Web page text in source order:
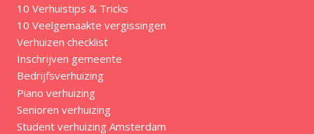
10 Verhuistips & Tricks
10 Veelgemaakte vergissingen
Verhuizen checklist
Inschrijven gemeente
Bedrijfsverhuizing
Piano verhuizing
Senioren verhuizing
Student verhuizing Amsterdam